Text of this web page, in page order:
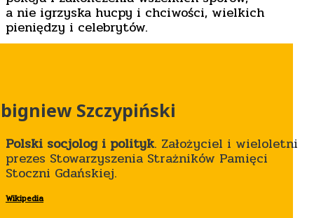
a nie igrzyska hucpy i chciwości, wielkich
pieniędzy i celebrytów.
Szczypiński
Polski socjolog i polityk. Założyciel i wieloletni
prezes Stowarzyszenia Strażników Pamięci
Stoczni Gdańskiej.
Wikipedia